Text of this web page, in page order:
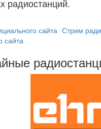
радиостанций.
сайта Стрим
сайта